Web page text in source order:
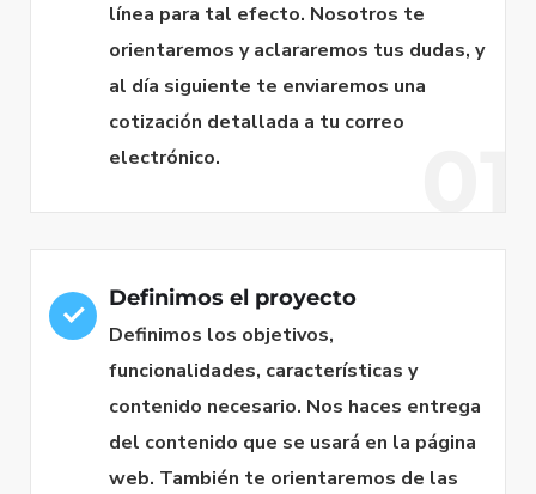
línea para tal efecto. Nosotros te
orientaremos y aclararemos tus dudas, y
al día siguiente te enviaremos una
cotización detallada a tu correo
electrónico.
Definimos el proyecto
Definimos los objetivos,
funcionalidades, características y
contenido necesario. Nos haces entrega
del contenido que se usará en la página
web. También te orientaremos de las